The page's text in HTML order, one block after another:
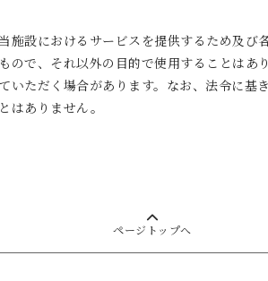
施設におけるサービスを提供するため及び
ので、それ以外の目的で使用することは
いただく場合があります。なお、法令に基
はありません。
ページトップへ